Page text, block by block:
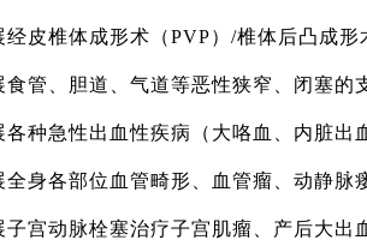
经皮椎体成形术（PVP）/椎体后凸成形
食管、胆道、气道等恶性狭窄、闭塞的
各种急性出血性疾病（大咯血、内脏出
全身各部位血管畸形、血管瘤、动静脉
子宫动脉栓塞治疗子宫肌瘤、产后大出